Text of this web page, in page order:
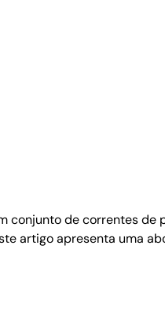
conjunto de correntes de
artigo apresenta uma